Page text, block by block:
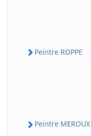
Peintre ROPPE
Peintre MEROUX